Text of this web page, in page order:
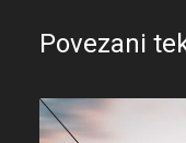
Povezani